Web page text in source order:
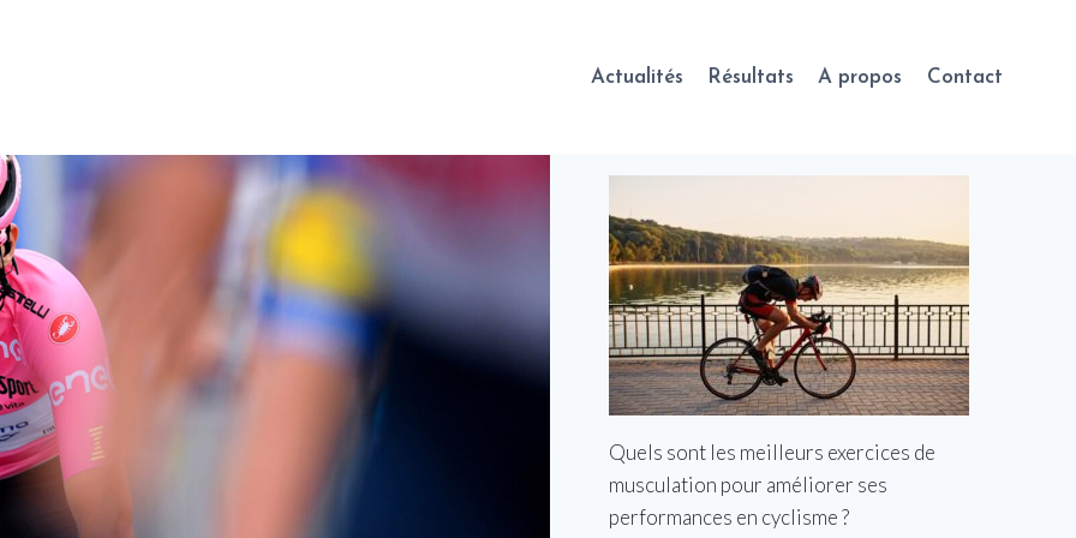
Actualités Résultats A propos Contact
Quels sont les meilleurs exercices de
musculation pour améliorer ses
performances en cyclisme ?